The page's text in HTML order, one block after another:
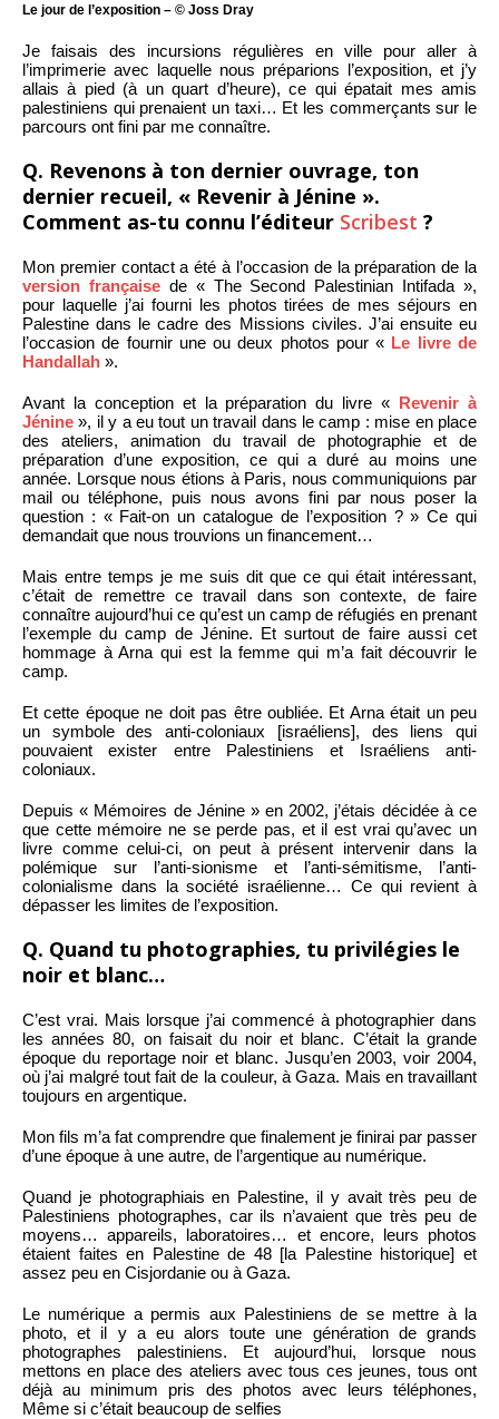
Le jour de l’exposition – © Joss Dray
Je faisais des incursions régulières en ville pour aller à
l’imprimerie avec laquelle nous préparions l’exposition, et j’y
allais à pied (à un quart d’heure), ce qui épatait mes amis
palestiniens qui prenaient un taxi… Et les commerçants sur le
parcours ont fini par me connaître.
Q. Revenons à ton dernier ouvrage, ton
dernier recueil, « Revenir à Jénine ».
Comment as-tu connu l’éditeur Scribest ?
Mon premier contact a été à l’occasion de la préparation de la
version françaisede « The Second Palestinian Intifada »,
pour laquelle j’ai fourni les photos tirées de mes séjours en
Palestine dans le cadre des Missions civiles. J’ai ensuite eu
l’occasion de fournir une ou deux photos pour « Le livre de
Handallah ».
Avant la conception et la préparation du livre « Revenir à
Jénine », il y a eu tout un travail dans le camp : mise en place
des ateliers, animation du travail de photographie et de
préparation d’une exposition, ce qui a duré au moins une
année. Lorsque nous étions à Paris, nous communiquions par
mail ou téléphone, puis nous avons fini par nous poser la
question : « Fait-on un catalogue de l’exposition ? » Ce qui
demandait que nous trouvions un financement…
Mais entre temps je me suis dit que ce qui était intéressant,
c’était de remettre ce travail dans son contexte, de faire
connaître aujourd’hui ce qu’est un camp de réfugiés en prenant
l’exemple du camp de Jénine. Et surtout de faire aussi cet
hommage à Arna qui est la femme qui m’a fait découvrir le
camp.
Et cette époque ne doit pas être oubliée. Et Arna était un peu
un symbole des anti-coloniaux [israéliens], des liens qui
pouvaient exister entre Palestiniens et Israéliens anti-
coloniaux.
Depuis « Mémoires de Jénine » en 2002, j’étais décidée à ce
que cette mémoire ne se perde pas, et il est vrai qu’avec un
livre comme celui-ci, on peut à présent intervenir dans la
polémique sur l’anti-sionisme et l’anti-sémitisme, l’anti-
colonialisme dans la société israélienne… Ce qui revient à
dépasser les limites de l’exposition.
Q. Quand tu photographies, tu privilégies le
noir et blanc…
C’est vrai. Mais lorsque j’ai commencé à photographier dans
les années 80, on faisait du noir et blanc. C’était la grande
époque du reportage noir et blanc. Jusqu’en 2003, voir 2004,
où j’ai malgré tout fait de la couleur, à Gaza. Mais en travaillant
toujours en argentique.
Mon fils m’a fat comprendre que finalement je finirai par passer
d’une époque à une autre, de l’argentique au numérique.
Quand je photographiais en Palestine, il y avait très peu de
Palestiniens photographes, car ils n’avaient que très peu de
moyens… appareils, laboratoires… et encore, leurs photos
étaient faites en Palestine de 48 [la Palestine historique] et
assez peu en Cisjordanie ou à Gaza.
Le numérique a permis aux Palestiniens de se mettre à la
photo, et il y a eu alors toute une génération de grands
photographes palestiniens. Et aujourd’hui, lorsque nous
mettons en place des ateliers avec tous ces jeunes, tous ont
déjà au minimum pris des photos avec leurs téléphones,
Même si c’était beaucoup de selfies